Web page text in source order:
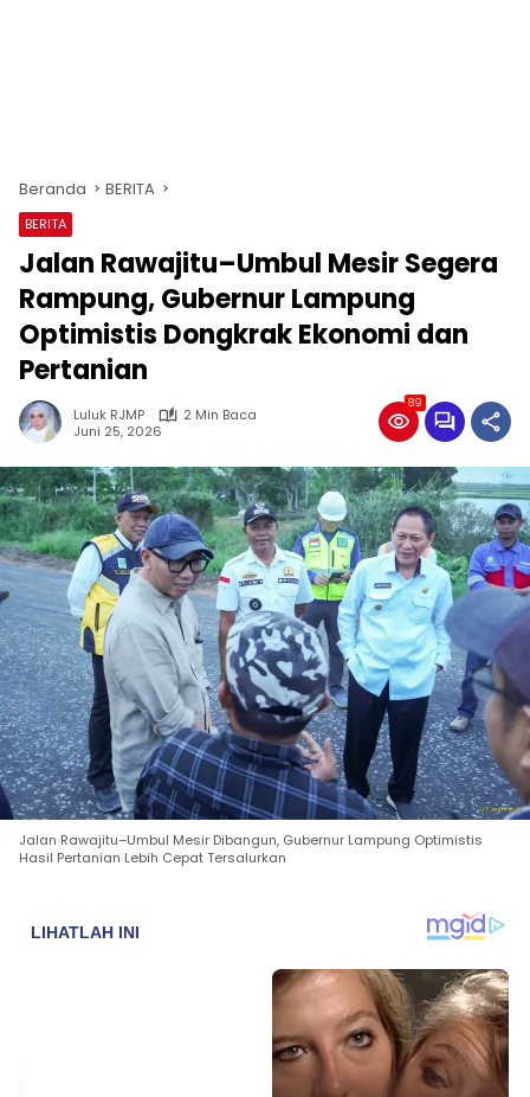
Beranda BERITA
BERITA
Jalan Rawajitu–Umbul Mesir Segera
Rampung, Gubernur Lampung
Optimistis Dongkrak Ekonomi dan
Pertanian
Luluk RJMP
2 Min Baca
Juni 25, 2026
89
Jalan Rawajitu–Umbul Mesir Dibangun, Gubernur Lampung Optimistis
Hasil Pertanian Lebih Cepat Tersalurkan